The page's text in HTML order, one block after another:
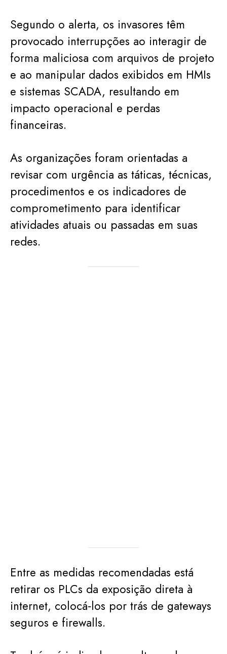
Segundo o alerta, os invasores têm
provocado interrupções ao interagir de
forma maliciosa com arquivos de projeto
e ao manipular dados exibidos em HMIs
e sistemas SCADA, resultando em
impacto operacional e perdas
financeiras.
As organizações foram orientadas a
revisar com urgência as táticas, técnicas,
procedimentos e os indicadores de
comprometimento para identificar
atividades atuais ou passadas em suas
redes.
Entre as medidas recomendadas está
retirar os PLCs da exposição direta à
internet, colocá‑los por trás de gateways
seguros e firewalls.